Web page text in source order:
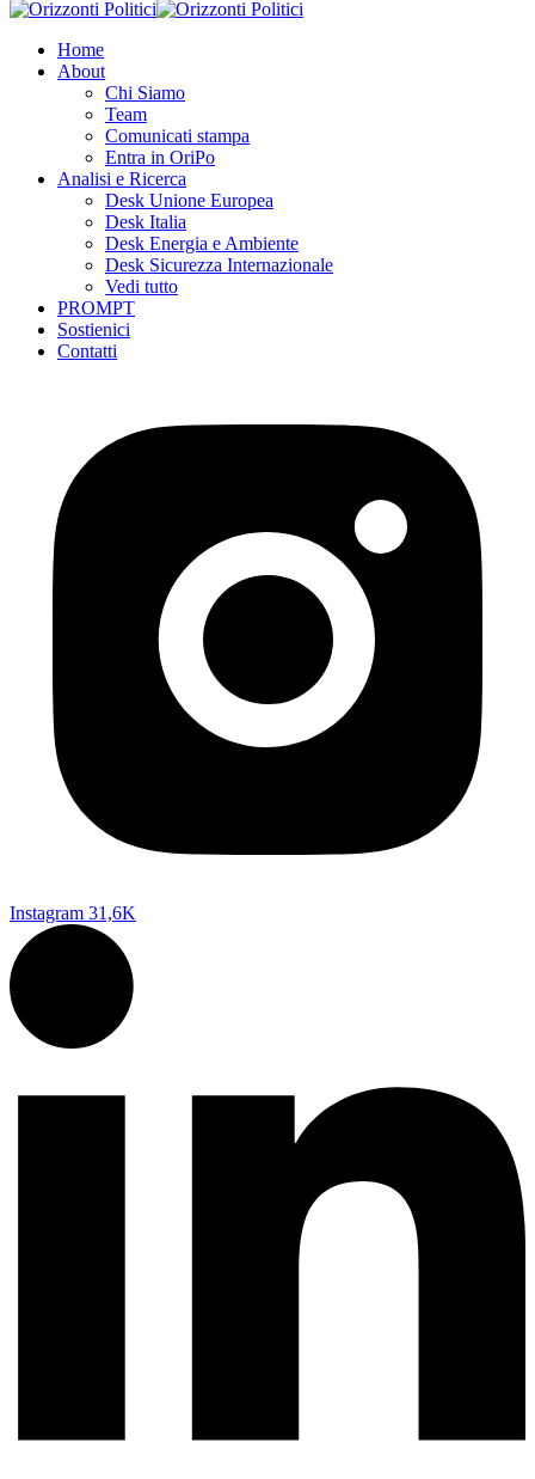
Home
About
Chi Siamo
Team
Comunicati stampa
Entra in OriPo
Analisi e Ricerca
Desk Unione Europea
Desk Italia
Desk Energia e Ambiente
Desk Sicurezza Internazionale
Vedi tutto
PROMPT
Sostienici
Contatti
Instagram 31,6K